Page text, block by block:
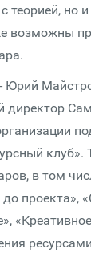
теорией, но
возможны
Юрий
директор
клуб».
в том
проекта»,